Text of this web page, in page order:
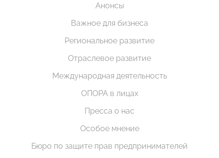
Анонсы
Важное для бизнеса
Региональное развитие
Отраслевое развитие
Международная деятельность
ОПОРА в лицах
Пресса о нас
Особое мнение
Бюро по защите прав предпринимателей